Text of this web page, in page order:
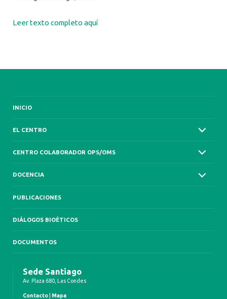
Leer texto completo aquí
INICIO
EL CENTRO
CENTRO COLABORADOR OPS/OMS
DOCENCIA
PUBLICACIONES
DIÁLOGOS BIOÉTICOS
DOCUMENTOS
Sede Santiago
Av. Plaza 680, Las Condes
Contacto Mapa